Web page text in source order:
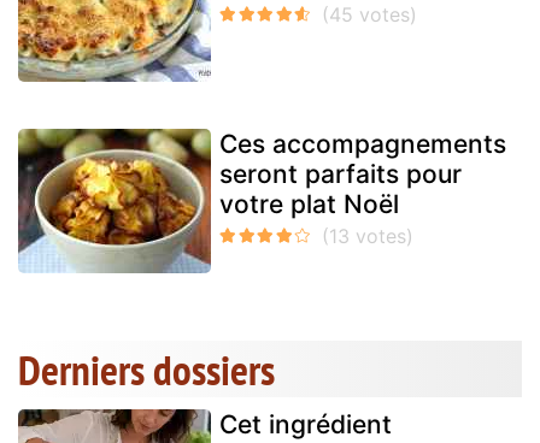
Ces accompagnements
seront parfaits pour
votre plat Noël
Derniers dossiers
Cet ingrédient